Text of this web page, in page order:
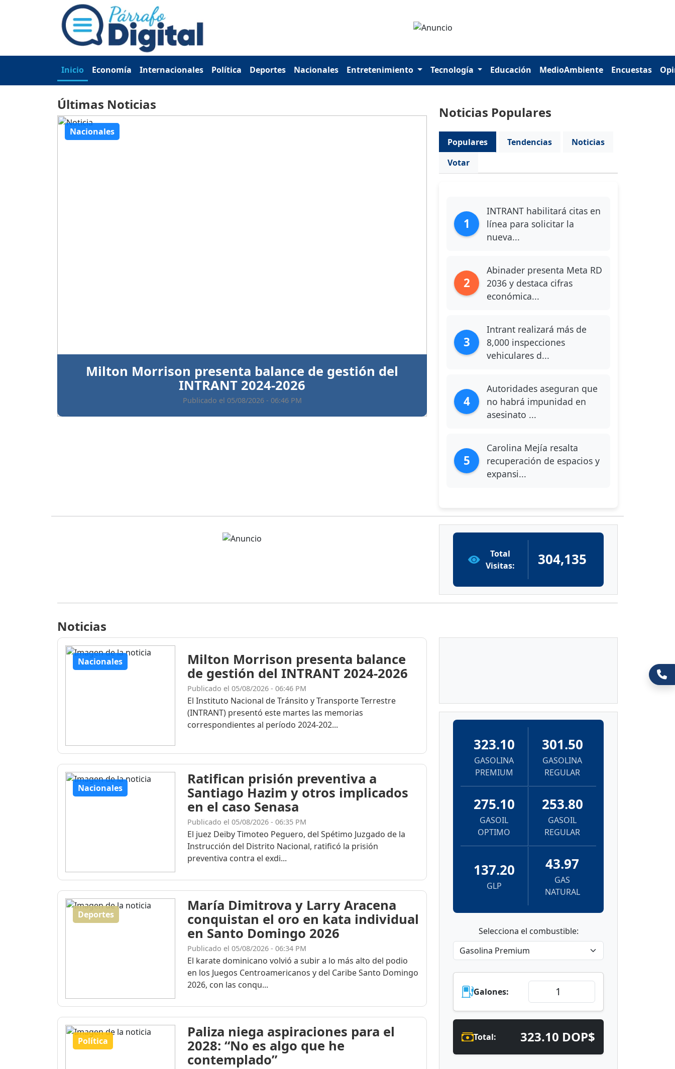
Inicio Economía Internacionales Política Deportes Nacionales Entretenimiento Tecnología Educación MedioAmbiente Encuestas
Últimas Noticias
Nacionales
Ratifican prisión preventiva a Santiago Hazim y otros
implicados en el caso Senasa
Publicado el 05/08/2026 - 06:35 PM
Noticias Populares
Populares Tendencias
Noticias
Votar
1
INTRANT habilitará citas en
línea para solicitar la
nueva...
2
Abinader presenta Meta RD
2036 y destaca cifras
económica...
3
Intrant realizará más de
8,000 inspecciones
vehiculares d...
4
Autoridades aseguran que
no habrá impunidad en
asesinato ...
5
Carolina Mejía resalta
recuperación de espacios y
expansi...
Total
Visitas:
304,135
Noticias
Nacionales
Milton Morrison presenta balance
de gestión del INTRANT 2024-2026
Publicado el 05/08/2026 - 06:46 PM
El Instituto Nacional de Tránsito y Transporte Terrestre
(INTRANT) presentó este martes las memorias
correspondientes al período 2024-202...
Nacionales
Ratifican prisión preventiva a
Santiago Hazim y otros implicados
en el caso Senasa
Publicado el 05/08/2026 - 06:35 PM
El juez Deiby Timoteo Peguero, del Spétimo Juzgado de la
Instrucción del Distrito Nacional, ratificó la prisión
preventiva contra el exdi...
Deportes
María Dimitrova y Larry Aracena
conquistan el oro en kata individual
en Santo Domingo 2026
Publicado el 05/08/2026 - 06:34 PM
El karate dominicano volvió a subir a lo más alto del podio
en los Juegos Centroamericanos y del Caribe Santo Domingo
2026, con las conqu...
Política
Paliza niega aspiraciones para el
2028: “No es algo que he
contemplado”
323.10
GASOLINA
PREMIUM
301.50
GASOLINA
REGULAR
275.10
GASOIL
OPTIMO
253.80
GASOIL
REGULAR
137.20
GLP
43.97
GAS
NATURAL
Selecciona el combustible:
Galones:
Total: 323.10 DOP$